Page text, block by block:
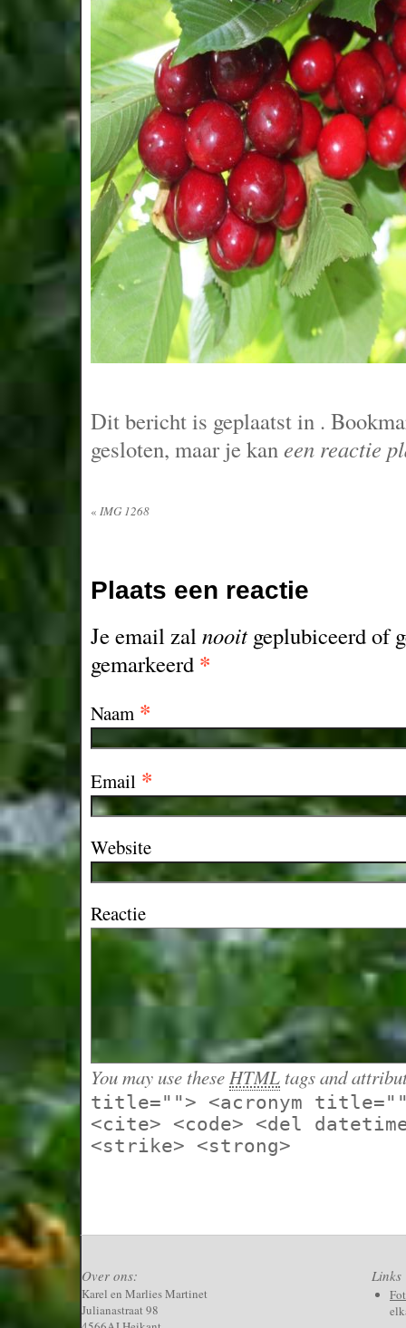
Dit bericht is geplaatst in .
gesloten, maar je kaneen reactie
« IMG 1268
Plaats een reactie
Je email zalnooitgeplubiceerd of
gemarkeerd *
Naam *
Email *
Website
Reactie
You may use theseHTML tags and
title=""> <acronym
<cite> <code> <del
<strike> <strong>
Over ons:
Karel en Marlies Martinet
Julianastraat 98
Links